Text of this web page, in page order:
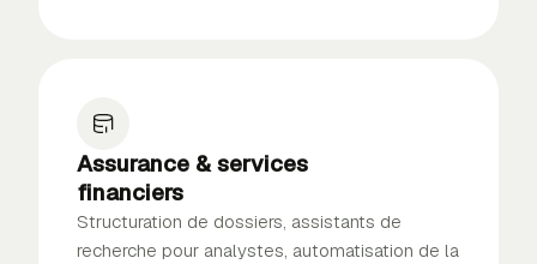
Assurance & services
financiers
Structuration de dossiers, assistants de
recherche pour analystes, automatisation de la